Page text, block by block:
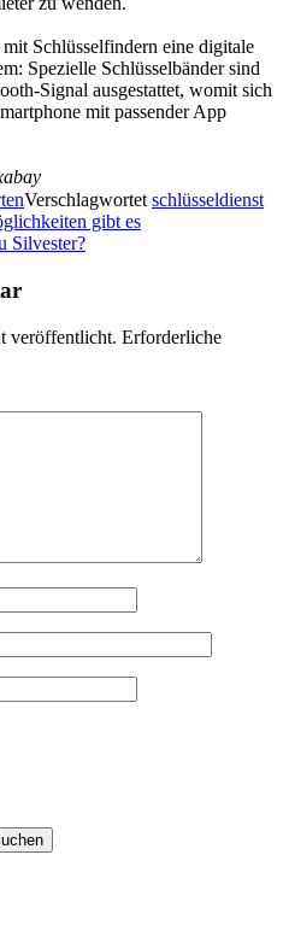
Schlüsselfindern eine digitale
Spezielle Schlüsselbänder sind
Signal ausgestattet, womit sich
mit passender App
Verschlagwortet schlüsseldienst
gibt es
Silvester?
veröffentlicht. Erforderliche